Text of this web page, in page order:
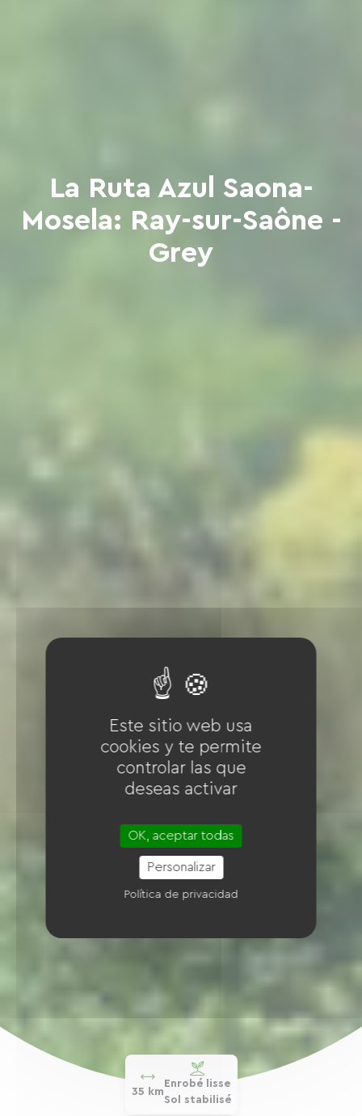
La Ruta Azul Saona-
Mosela: Ray-sur-Saône -
Grey
35 km
Enrobé lisse
Sol stabilisé
Este sitio web usa
cookies y te permite
controlar las que
deseas activar
OK, aceptar todas
Personalizar
Política de privacidad